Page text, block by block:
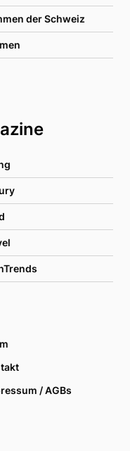
der Schweiz
/ AGBs